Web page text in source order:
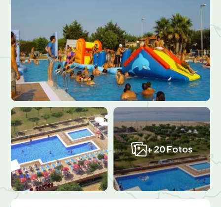
+ 20 Fotos